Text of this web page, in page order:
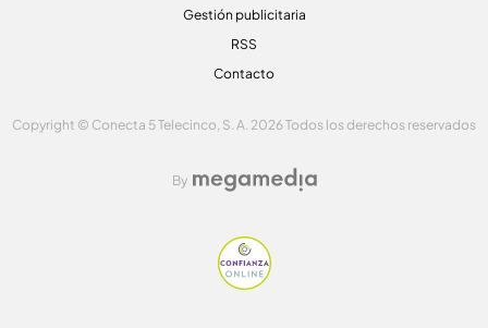
Gestión publicitaria
RSS
Contacto
Copyright © Conecta 5 Telecinco, S. A. 2026 Todos los derechos reservados
By